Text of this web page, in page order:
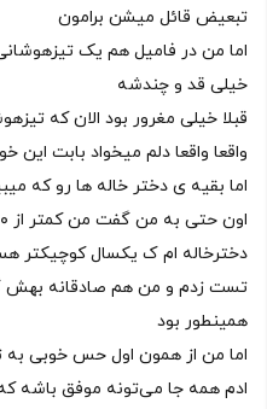
تبعیض قائل میشن برامون
اما من در فامیل هم یک
خیلی قد و چندشه
قبلا خیلی مغرور بود الان که
واقعا واقعا دلم میخواد بابت
اما بقیه ی دختر خاله ها رو که
همینطور بود
اما من از همون اول حس خوبی به
ادم همه جا می‌تونه موفق باشه